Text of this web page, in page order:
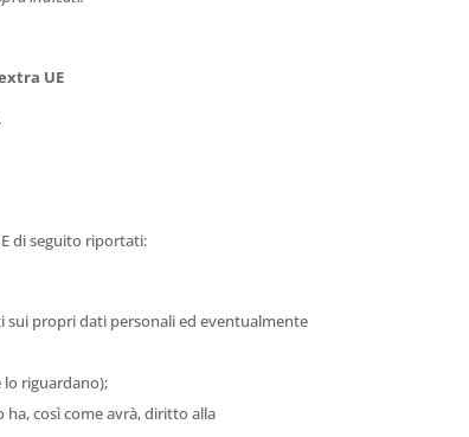
UE
di seguito riportati:
sui propri dati personali ed eventualmente
riguardano);
ha, così come avrà, diritto alla